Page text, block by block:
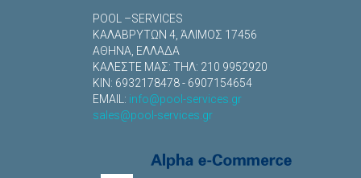
POOL –SERVICES
ΚΑΛΑΒΡYΤΩΝ 4, ΆΛΙΜΟΣ 17456
ΑΘΗΝΑ, ΕΛΛΑΔΑ
ΚΑΛΕΣΤΕ ΜΑΣ: TΗΛ: 210 9952920
ΚΙΝ: 6932178478 - 6907154654
EMAIL: info@pool-services.gr
sales@pool-services.gr